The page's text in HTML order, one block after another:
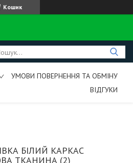
Кошик
УМОВИ ПОВЕРНЕННЯ ТА ОБМІНУ
ВІДГУКИ
БІЛИЙ КАРКАС
ТКАНИНА (2)